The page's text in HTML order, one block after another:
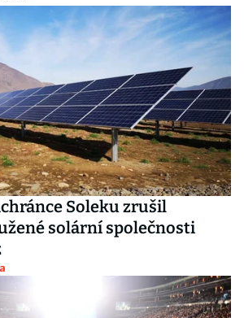
Soleku zrušil
solární společnosti